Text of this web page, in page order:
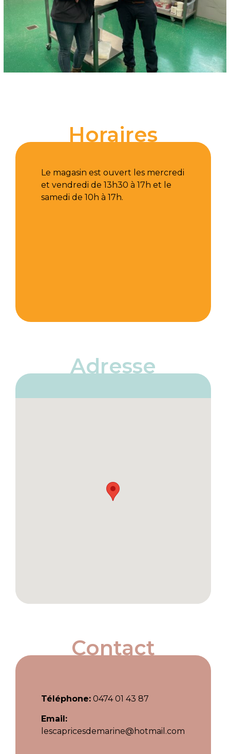
Horaires
Le magasin est ouvert les mercredi
et vendredi de 13h30 à 17h et le
samedi de 10h à 17h.
Adresse
Contact
Téléphone: 0474 01 43 87
Email:
lescapricesdemarine@hotmail.com